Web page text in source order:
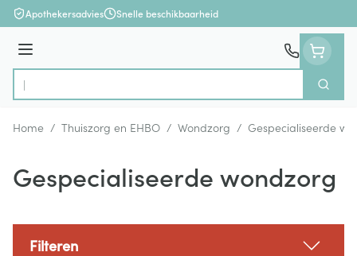
Ga naar de inhoud
Apothekersadvies Snelle beschikbaarheid
Menu
Product, merk, categorie...
Zoek
Home / Thuiszorg en EHBO / Wondzorg / Gespecialiseerde
Gespecialiseerde wondzorg
Filteren